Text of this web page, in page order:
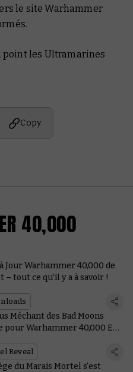
le site Warhammer
point les Ultramarines
Copy
40,000
Jour Warhammer 40,000 de
– tout ce qu’il y a à savoir !
Méchant des Bad Moons
pour Warhammer 40,000 ET
Reveal
du Marais Mortel s’est